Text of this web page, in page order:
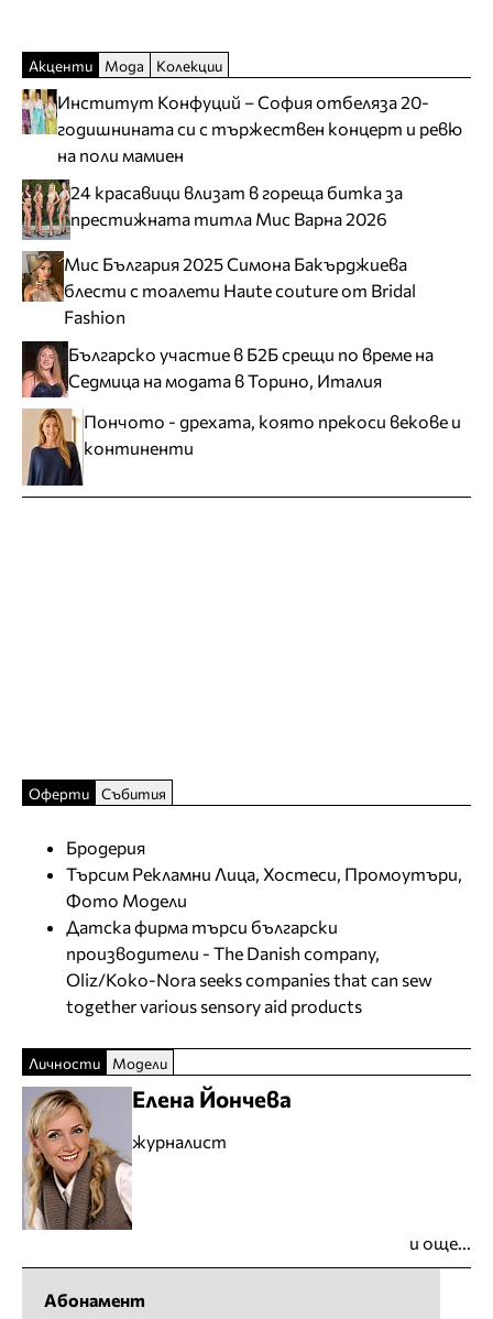
Акценти Мода Колекции
Институт Конфуций – София отбеляза 20-
годишнината си с тържествен концерт и ревю
на поли мамиен
24 красавици влизат в гореща битка за
престижната титла Мис Варна 2026
Мис България 2025 Симона Бакърджиева
блести с тоалети Haute couture от Bridal
Fashion
Българско участие в Б2Б срещи по време на
Седмица на модата в Торино, Италия
Пончото - дрехата, която прекоси векове и
континенти
Оферти Събития
Бродерия
Търсим Рекламни Лица, Хостеси, Промоутъри,
Фото Модели
Датска фирма търси български
производители - The Danish company,
Oliz/Koko-Nora seeks companies that can sew
together various sensory aid products
Личности Модели
Елена Йончева
журналист
и още...
Абонамент